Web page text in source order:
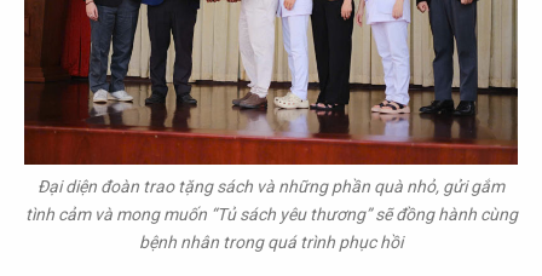
Đại diện đoàn trao tặng sách và những phần quà nhỏ, gửi gắm
tình cảm và mong muốn “Tủ sách yêu thương” sẽ đồng hành cùng
bệnh nhân trong quá trình phục hồi